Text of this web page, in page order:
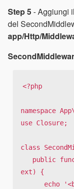
Step 5- Aggiungi
del
app/Http/
<?php
namespace
use Closure;
class
ext) {